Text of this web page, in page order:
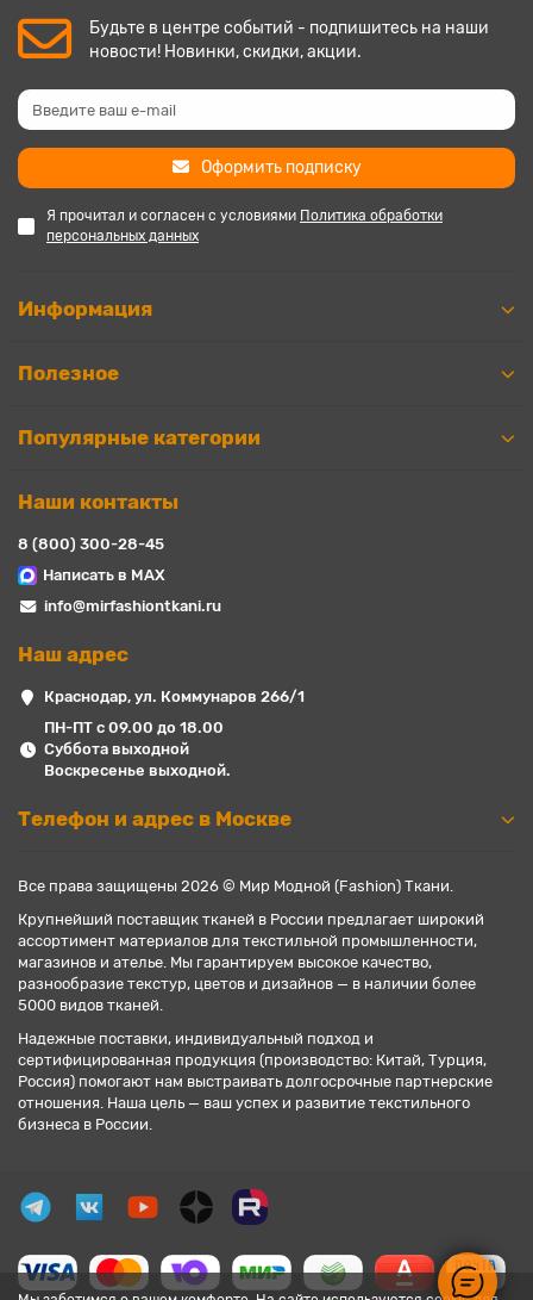
Будьте в центре событий - подпишитесь на наши
новости! Новинки, скидки, акции.
Оформить подписку
Я прочитал и согласен с условиями Политика обработки
персональных данных
Информация
Полезное
Популярные категории
Наши контакты
8 (800) 300-28-45
Написать в MAX
info@mirfashiontkani.ru
Наш адрес
Краснодар, ул. Коммунаров 266/1
ПН-ПТ с 09.00 до 18.00
Суббота выходной
Воскресенье выходной.
Телефон и адрес в Москве
Все права защищены 2026 © Мир Модной (Fashion) Ткани.
Крупнейший поставщик тканей в России предлагает широкий
ассортимент материалов для текстильной промышленности,
магазинов и ателье. Мы гарантируем высокое качество,
разнообразие текстур, цветов и дизайнов — в наличии более
5000 видов тканей.
Надежные поставки, индивидуальный подход и
сертифицированная продукция (производство: Китай, Турция,
Россия) помогают нам выстраивать долгосрочные партнерские
отношения. Наша цель — ваш успех и развитие текстильного
бизнеса в России.